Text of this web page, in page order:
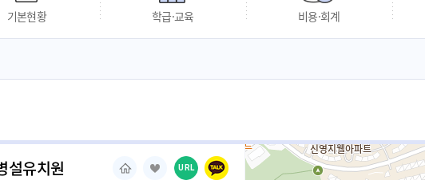
기본현황 학급·교육 비용·회계
설유치원 URL